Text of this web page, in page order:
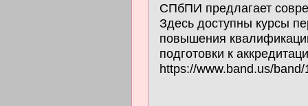
СПбПИ предлагает
Здесь доступны курсы
повышения
подготовки к
https://www.band.us/